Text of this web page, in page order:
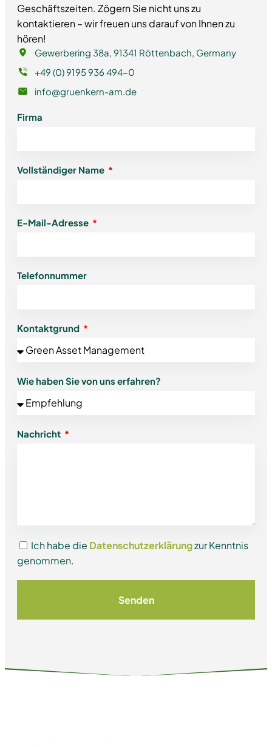
Geschäftszeiten. Zögern Sie nicht uns zu
kontaktieren – wir freuen uns darauf von Ihnen zu
hören!
Gewerbering 38a, 91341 Röttenbach, Germany
+49 (0) 9195 936 494-0
info@gruenkern-am.de
Firma
Vollständiger Name
E-Mail-Adresse
Telefonnummer
Kontaktgrund
Wie haben Sie von uns erfahren?
Nachricht
Ich habe die Datenschutzerklärungzur Kenntnis
genommen.
Senden